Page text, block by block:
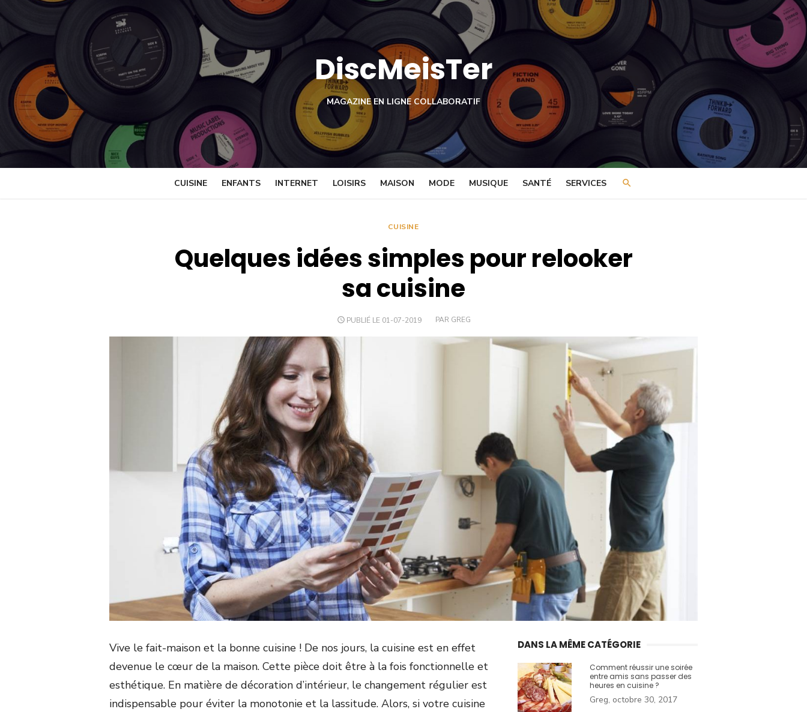
content
DiscMeisTer
MAGAZINE EN LIGNE COLLABORATIF
CUISINE ENFANTS INTERNET LOISIRS MAISON MODE MUSIQUE SANTÉ SERVICES
CUISINE
Quelques idées simples pour relooker
sa cuisine
PUBLIÉ LE 01-07-2019 PAR GREG
Vive le fait-maison et la bonne cuisine ! De nos jours, la cuisine est en effet
devenue le cœur de la maison. Cette pièce doit être à la fois fonctionnelle et
esthétique. En matière de décoration d’intérieur, le changement régulier est
indispensable pour éviter la monotonie et la lassitude. Alors, si votre cuisine
DANS LA MÊME CATÉGORIE
Comment réussir une soirée
entre amis sans passer des
heures en cuisine ?
Greg, octobre 30, 2017